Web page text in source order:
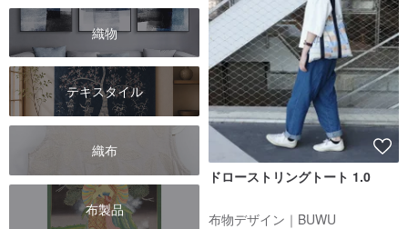
織物
テキスタイル
織布
布製品
ドローストリングトート 1.0
布物デザイン｜BUWU